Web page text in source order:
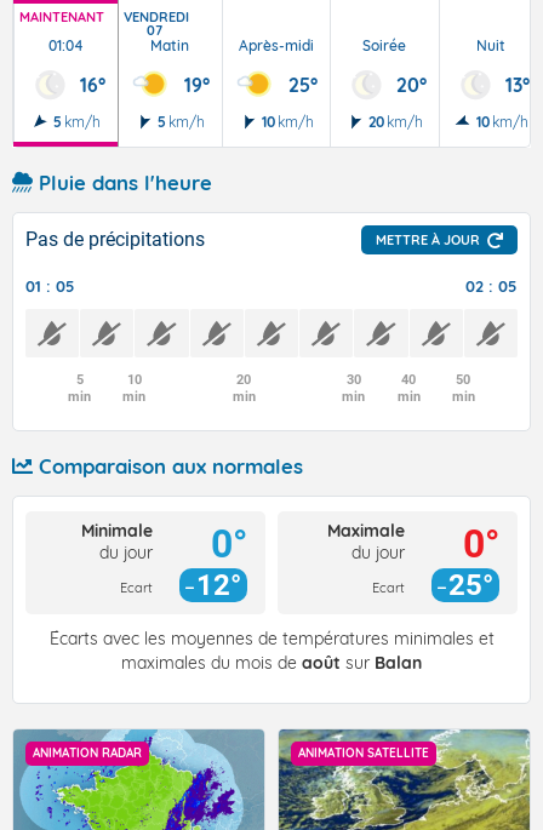
MAINTENANT
01:04
16°
5 km/h
VENDREDI
07
Matin
19°
5 km/h
Après-midi
25°
10 km/h
Soirée
20°
20 km/h
Nuit
13°
10 km/h
Pluie dans l'heure
Pas de précipitations METTRE À JOUR
01 : 05 02 : 05
5
min
10
min
20
min
30
min
40
min
50
min
Comparaison aux normales
Minimale
du jour
Ecart
0°
12°
Maximale
du jour
Ecart
0°
25°
Écarts avec les moyennes de températures minimales et
maximales du mois de août sur Balan
ANIMATION RADAR ANIMATION SATELLITE